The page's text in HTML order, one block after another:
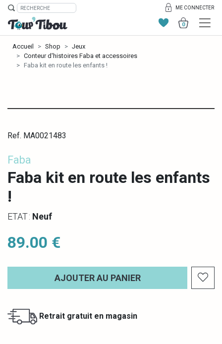
ME CONNECTER
0
Accueil Shop
Jeux
Conteur d'histoires Faba et accessoires
Faba kit en route les enfants !
Ref. MA0021483
Faba
Faba kit en route les enfants
!
ETAT : Neuf
89.00 €
AJOUTER AU PANIER
Retrait gratuit en magasin